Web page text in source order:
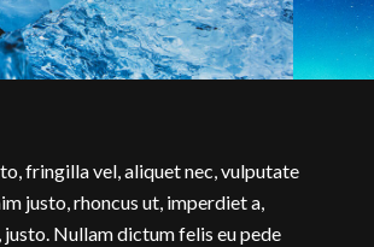
fringilla vel, aliquet nec, vulputate
justo, rhoncus ut, imperdiet a,
justo. Nullam dictum felis eu pede